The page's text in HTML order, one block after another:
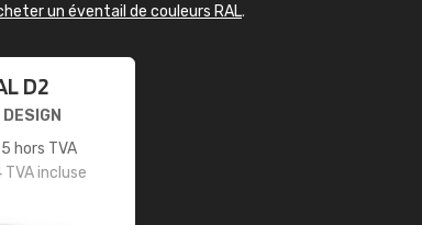
un éventail de couleurs RAL.
D2
hors TVA
TVA incluse